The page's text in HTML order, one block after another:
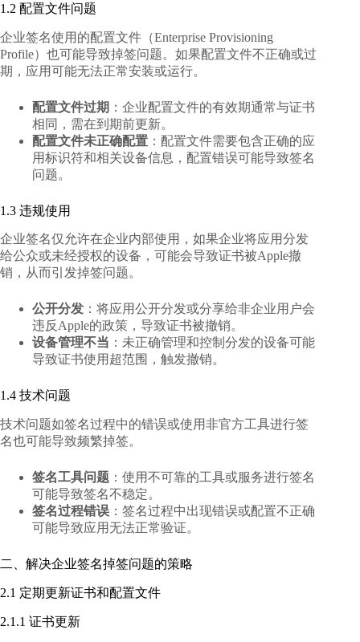
1.2 配置文件问题
企业签名使用的配置文件（Enterprise Provisioning
Profile）也可能导致掉签问题。如果配置文件不正确或过
期，应用可能无法正常安装或运行。
配置文件过期 ：企业配置文件的有效期通常与证书
相同，需在到期前更新。
配置文件未正确配置 ：配置文件需要包含正确的应
用标识符和相关设备信息，配置错误可能导致签名
问题。
1.3 违规使用
企业签名仅允许在企业内部使用，如果企业将应用分发
给公众或未经授权的设备，可能会导致证书被Apple撤
销，从而引发掉签问题。
公开分发 ：将应用公开分发或分享给非企业用户会
违反Apple的政策，导致证书被撤销。
设备管理不当 ：未正确管理和控制分发的设备可能
导致证书使用超范围，触发撤销。
1.4 技术问题
技术问题如签名过程中的错误或使用非官方工具进行签
名也可能导致频繁掉签。
签名工具问题 ：使用不可靠的工具或服务进行签名
可能导致签名不稳定。
签名过程错误 ：签名过程中出现错误或配置不正确
可能导致应用无法正常验证。
二、解决企业签名掉签问题的策略
2.1 定期更新证书和配置文件
2.1.1 证书更新